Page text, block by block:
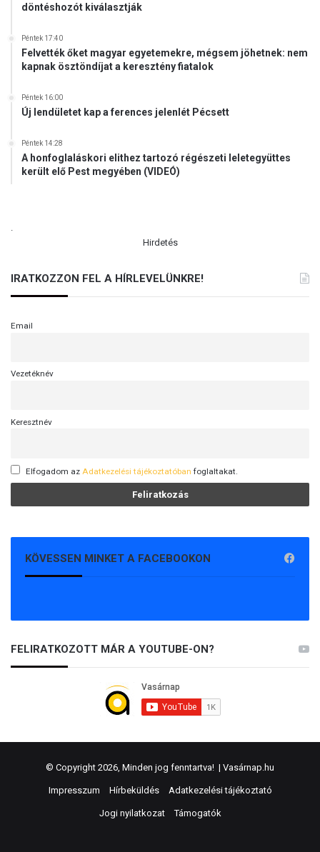
döntéshozót kiválasztják
Péntek 17:40
Felvették őket magyar egyetemekre, mégsem jöhetnek: nem
kapnak ösztöndíjat a keresztény fiatalok
Péntek 16:00
Új lendületet kap a ferences jelenlét Pécsett
Péntek 14:28
A honfoglaláskori elithez tartozó régészeti leletegyüttes
került elő Pest megyében (VIDEÓ)
Hirdetés
IRATKOZZON FEL A HÍRLEVELÜNKRE!
Email
Vezetéknév
Keresztnév
Elfogadom az Adatkezelési tájékoztatóban foglaltakat.
KÖVESSEN MINKET A FACEBOOKON
FELIRATKOZOTT MÁR A YOUTUBE-ON?
© Copyright 2026, Minden jog fenntartva! | Vasárnap.hu
Impresszum Hírbeküldés Adatkezelési tájékoztató
Jogi nyilatkozat Támogatók